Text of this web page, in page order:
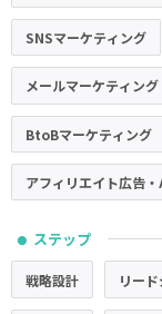
SNSマーケティング
メールマーケティング
BtoBマーケティング
アフィリエイト広告
● ステップ
戦略設計 リー